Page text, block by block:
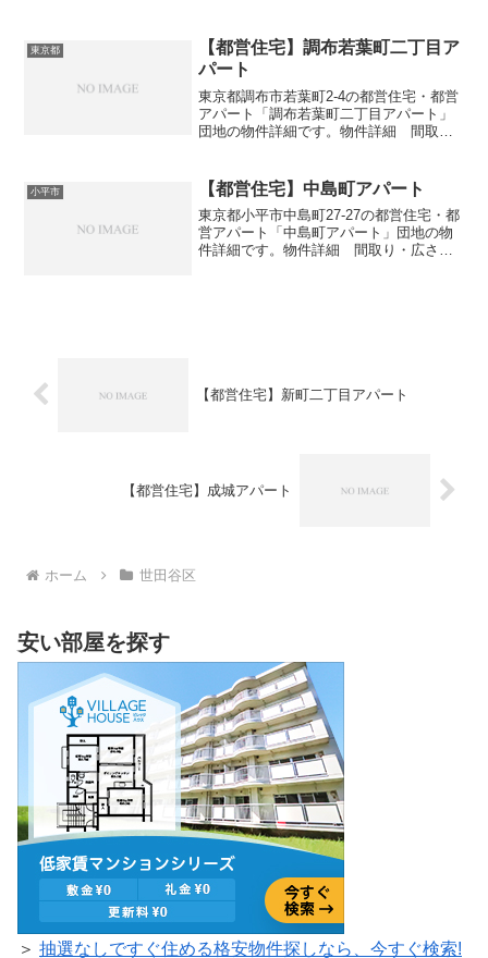
3DK広さ・面積55-61㎡建設年度築年数
1990交通...
東京都
【都営住宅】調布若葉町二丁目ア
パート
東京都調布市若葉町2-4の都営住宅・都営
アパート「調布若葉町二丁目アパート」
団地の物件詳細です。物件詳細 間取
取り3DK広さ・面積51-58㎡建設年度築年
数1981...
小平市 【都営住宅】中島町アパート
東京都小平市中島町27-27の都営住宅・都
営アパート「中島町アパート」団地の物
件詳細です。物件詳細 間取り・広さ団
【都営住宅】新町二丁目アパート
【都営住宅】成城アパート
ホーム 世田谷区
安い部屋を探す
＞ 抽選なしですぐ住める格安物件探しなら、今すぐ検索!